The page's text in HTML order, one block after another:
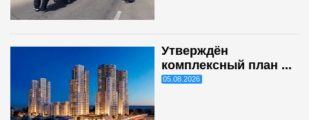
Утверждён
комплексный план ...
05.08.2026